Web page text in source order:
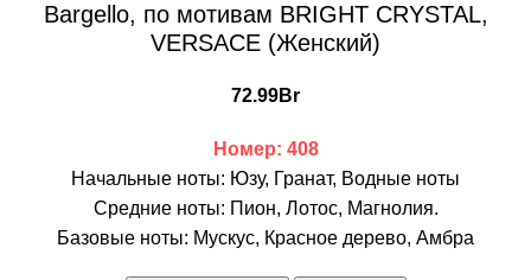
Bargello, по мотивам BRIGHT CRYSTAL,
VERSACE (Женский)
72.99Br
Номер: 408
Начальные ноты: Юзу, Гранат, Водные ноты
Средние ноты: Пион, Лотос, Магнолия.
Базовые ноты: Мускус, Красное дерево, Амбра